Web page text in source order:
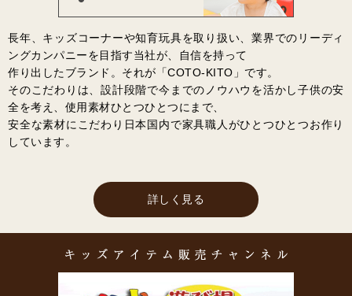
長年、キッズコーナーや知育玩具を取り扱い、業界でのリーディ
ングカンパニーを目指す当社が、自信を持って
作り出したブランド。それが「COTO-KITO」です。
そのこだわりは、設計段階で今までのノウハウを活かし子供の安
全を考え、使用素材ひとつひとつにまで、
安全な素材にこだわり日本国内で家具職人がひとつひとつお作り
しています。
詳しく見る